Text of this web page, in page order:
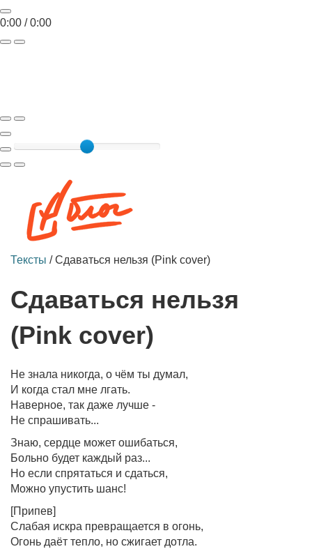
0:00 /0:00
Тексты /Сдаваться нельзя (Pink cover)
Сдаваться нельзя
(Pink cover)
Не знала никогда, о чём ты думал,
И когда стал мне лгать.
Наверное, так даже лучше -
Не спрашивать...
Знаю, сердце может ошибаться,
Больно будет каждый раз...
Но если спрятаться и сдаться,
Можно упустить шанс!
[Припев]
Слабая искра превращается в огонь,
Огонь даёт тепло, но сжигает дотла.